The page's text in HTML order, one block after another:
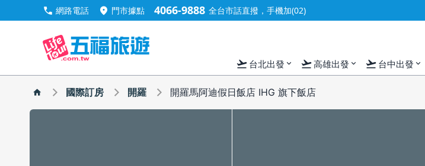
call 網路電話 location_on 門市據點 4066-9888 全台市話直撥，手機加(02)
flight_takeoff 台北出發 expand_more flight_takeoff高雄出發 expand_more flight_takeoff 台中出發 expand_more
國際訂房 開羅 開羅馬阿迪假日飯店 IHG 旗下飯店